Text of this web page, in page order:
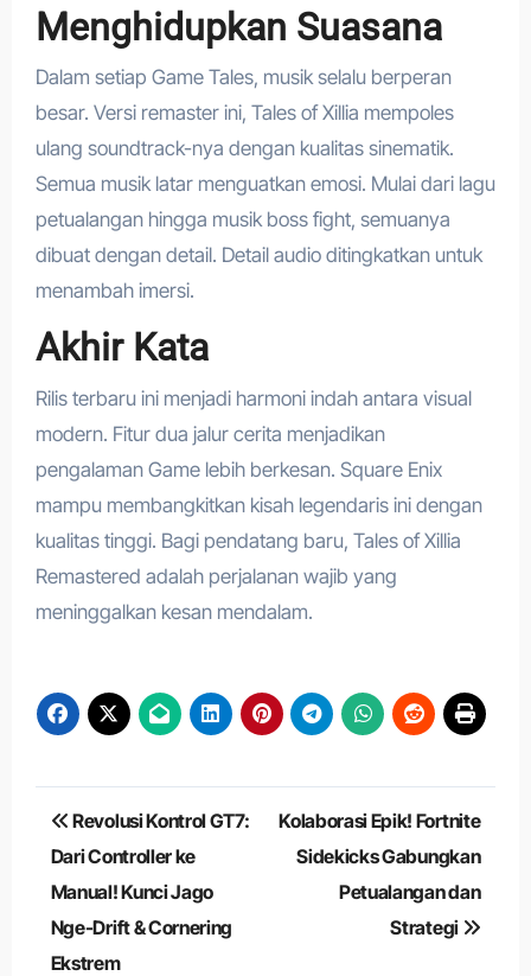
Menghidupkan Suasana
Dalam setiap Game Tales, musik selalu berperan
besar. Versi remaster ini, Tales of Xillia mempoles
ulang soundtrack-nya dengan kualitas sinematik.
Semua musik latar menguatkan emosi. Mulai dari lagu
petualangan hingga musik boss fight, semuanya
dibuat dengan detail. Detail audio ditingkatkan untuk
menambah imersi.
Akhir Kata
Rilis terbaru ini menjadi harmoni indah antara visual
modern. Fitur dua jalur cerita menjadikan
pengalaman Game lebih berkesan. Square Enix
mampu membangkitkan kisah legendaris ini dengan
kualitas tinggi. Bagi pendatang baru, Tales of Xillia
Remastered adalah perjalanan wajib yang
meninggalkan kesan mendalam.
Navigasi
pos
Revolusi Kontrol GT7:
Dari Controller ke
Manual! Kunci Jago
Nge-Drift & Cornering
Ekstrem
Kolaborasi Epik! Fortnite
Sidekicks Gabungkan
Petualangan dan
Strategi